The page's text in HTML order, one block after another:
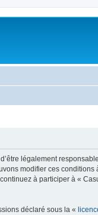
légalement
modifier ces conditions
à participer à «
déclaré sous la «